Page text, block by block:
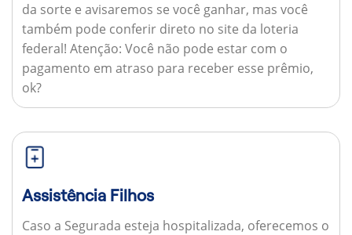
da sorte e avisaremos se você ganhar, mas você
também pode conferir direto no site da loteria
federal! Atenção: Você não pode estar com o
pagamento em atraso para receber esse prêmio,
ok?
Assistência Filhos
Caso a Segurada esteja hospitalizada, oferecemos o